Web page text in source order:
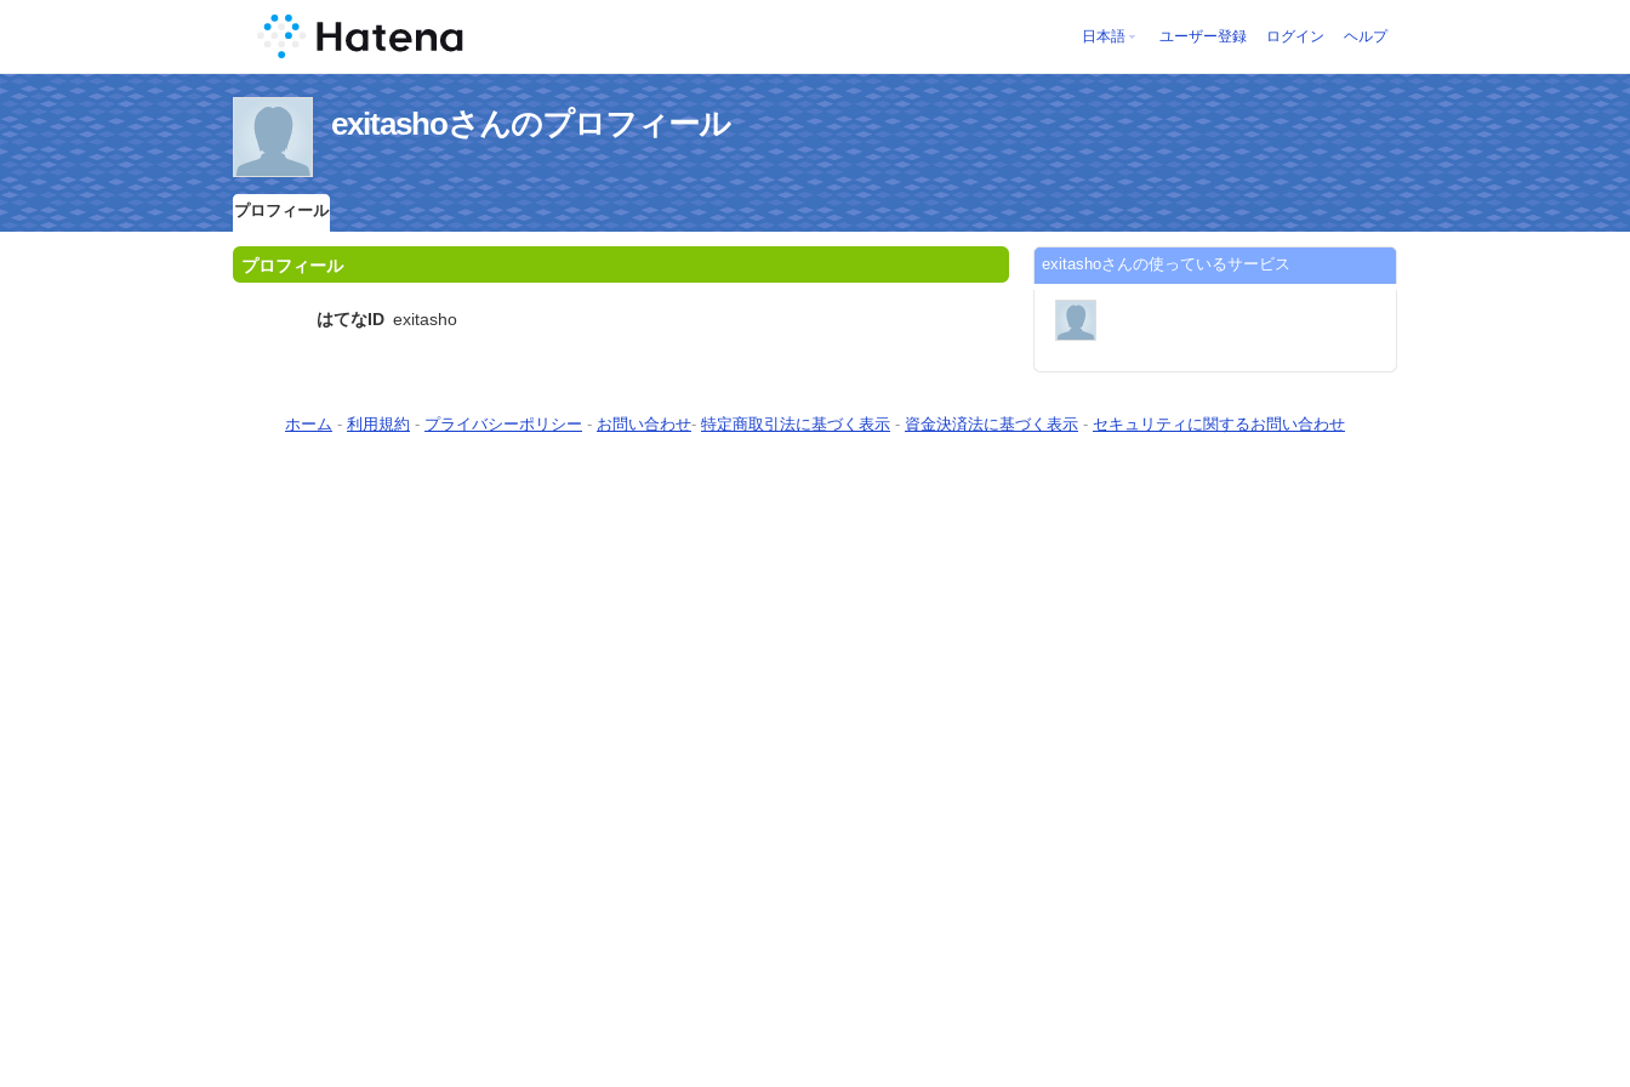
日本語 ユーザー登録 ログイン ヘルプ
exitashoさんのプロフィール
プロフィール
プロフィール
はてなID exitasho
exitashoさんの使っているサービス
ホーム - 利用規約 - プライバシーポリシー - お問い合わせ- 特定商取引法に基づく表示 - 資金決済法に基づく表示 - セキュリティに関するお問い合わせ